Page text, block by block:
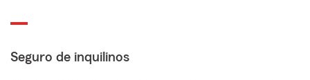
Seguro de inquilinos